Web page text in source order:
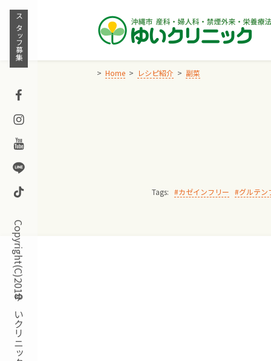
Skip
content
スタッフ募集
Facebook
Instagram
Youtube
Line
TikTok
Home レシピ紹介 副菜
Tags:
カゼインフリー グルテン